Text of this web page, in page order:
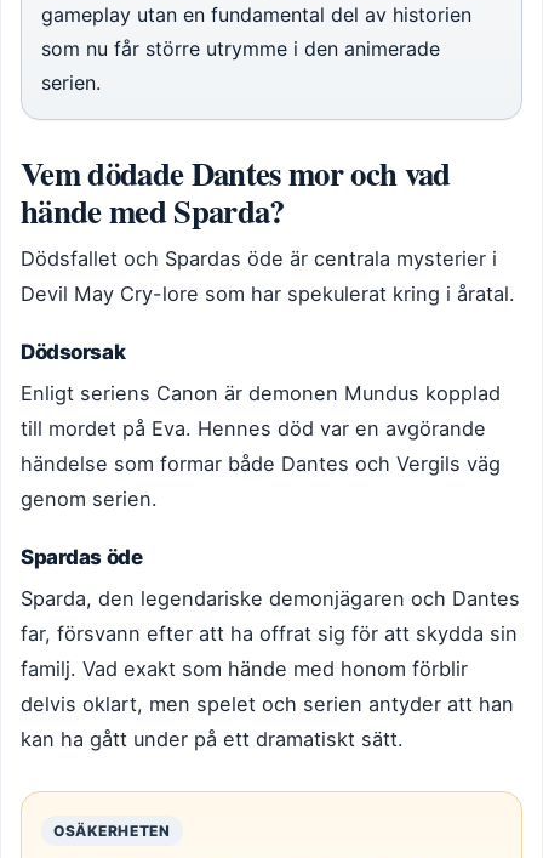
gameplay utan en fundamental del av historien
som nu får större utrymme i den animerade
serien.
Vem dödade Dantes mor och vad
hände med Sparda?
Dödsfallet och Spardas öde är centrala mysterier i
Devil May Cry-lore som har spekulerat kring i åratal.
Dödsorsak
Enligt seriens Canon är demonen Mundus kopplad
till mordet på Eva. Hennes död var en avgörande
händelse som formar både Dantes och Vergils väg
genom serien.
Spardas öde
Sparda, den legendariske demonjägaren och Dantes
far, försvann efter att ha offrat sig för att skydda sin
familj. Vad exakt som hände med honom förblir
delvis oklart, men spelet och serien antyder att han
kan ha gått under på ett dramatiskt sätt.
OSÄKERHETEN